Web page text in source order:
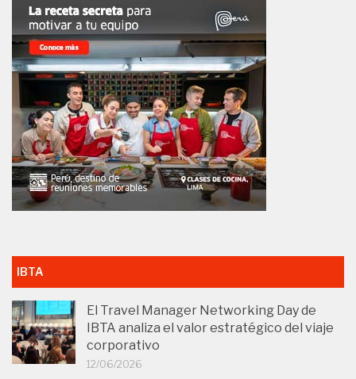
IBTA
El Travel Manager Networking Day de
IBTA analiza el valor estratégico del viaje
corporativo
12/06/2026